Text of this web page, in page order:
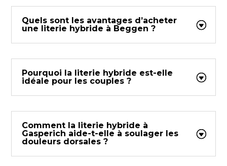
Quels sont les avantages d’acheter
une literie hybride à Beggen ?
Pourquoi la literie hybride est-elle
idéale pour les couples ?
Comment la literie hybride à
Gasperich aide-t-elle à soulager les
douleurs dorsales ?